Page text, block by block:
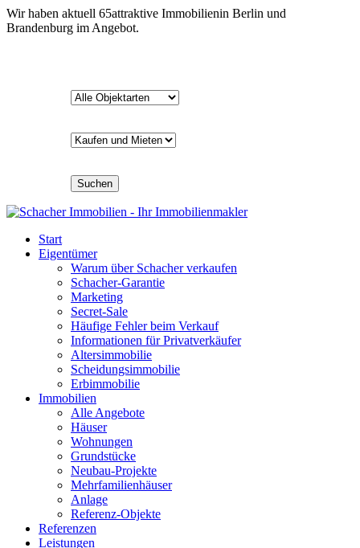
Wir haben aktuell 65attraktive Immobilienin Berlin und
Brandenburg im Angebot.
Suchen
Start
Eigentümer
Warum über Schacher verkaufen
Schacher-Garantie
Marketing
Secret-Sale
Häufige Fehler beim Verkauf
Informationen für Privatverkäufer
Altersimmobilie
Scheidungsimmobilie
Erbimmobilie
Immobilien
Alle Angebote
Häuser
Wohnungen
Grundstücke
Neubau-Projekte
Mehrfamilienhäuser
Anlage
Referenz-Objekte
Referenzen
Leistungen